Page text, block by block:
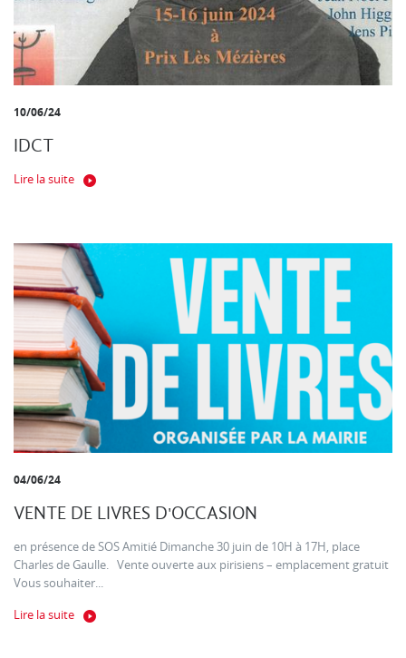
10/06/24
IDCT
Lire la suite
04/06/24
VENTE DE LIVRES D'OCCASION
en présence de SOS Amitié Dimanche 30 juin de 10H à 17H, place
Charles de Gaulle. Vente ouverte aux pirisiens – emplacement gratuit
Vous souhaiter...
Lire la suite